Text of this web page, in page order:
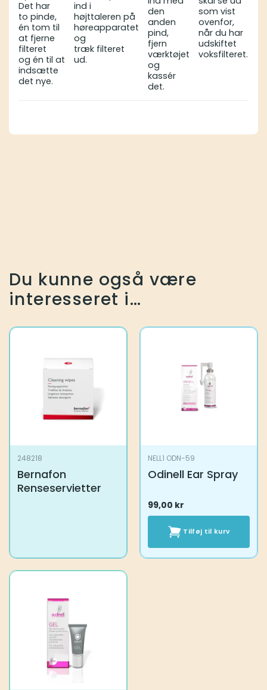
Det har
to pinde,
én tom til
at fjerne
filteret
og én til at
indsætte
det nye.
ind i
højttaleren på
høreapparatet
og
træk filteret
ud.
den
anden
pind,
fjern
værktøjet
og
kassér
det.
som vist
ovenfor,
når du har
udskiftet
voksfilteret.
Du kunne også være
interesseret i…
248218
Bernafon
Renseservietter
NELL1 ODN-59
Odinell Ear Spray
99,00 kr
Tilføj til kurv